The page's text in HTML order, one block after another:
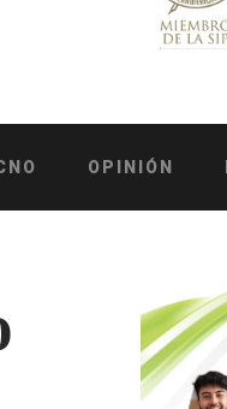
OPINIÓN